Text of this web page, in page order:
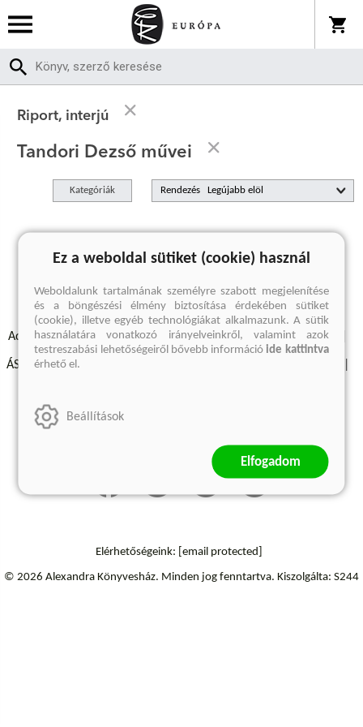
Riport, interjú
Tandori Dezső művei
Kategóriák Rendezés
A keresett kifejezésre nincs találat
Adatvédelmi szabályzatok Elállási felmondási nyilatkozat
ÁSZF - Vásárlási feltételek
Szállítási információk
Elérhetőségeink: [email protected]
© 2026 Alexandra Könyvesház. Minden jog fenntartva. Kiszolgálta: S244
Ez a weboldal sütiket (cookie) használ
Weboldalunk tartalmának személyre szabott megjelenítése
és a böngészési élmény biztosítása érdekében sütiket
(cookie), illetve egyéb technológiákat alkalmazunk. A sütik
használatára vonatkozó irányelveinkről, valamint azok
testreszabási lehetőségeiről bővebb információide kattintva
érhető el.
Beállítások
Elfogadom